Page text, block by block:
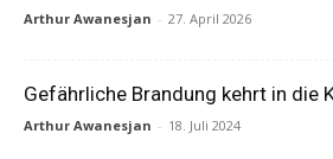
Arthur Awanesjan - 27. April 2026
Gefährliche Brandung kehrt in die
Arthur Awanesjan - 18. Juli 2024